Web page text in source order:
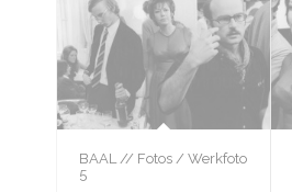
BAAL // Fotos / Werkfoto
5